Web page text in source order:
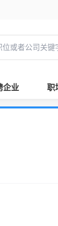
企业 职